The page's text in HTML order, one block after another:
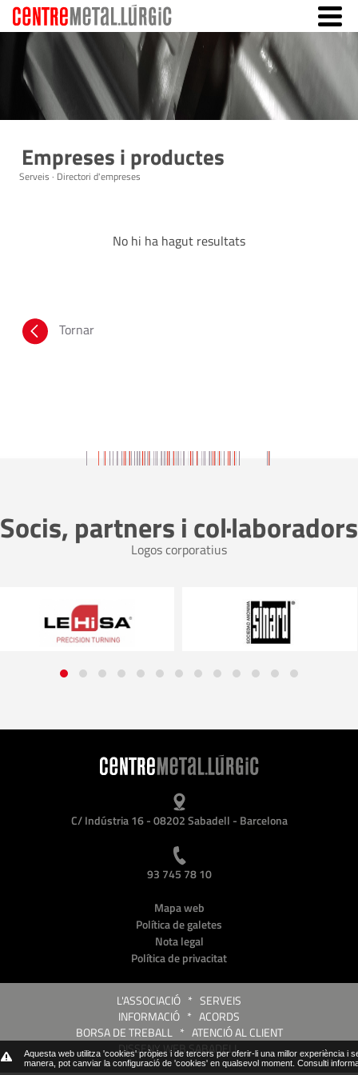
Aquesta web utilitza 'cookies' pròpies i de tercers per oferir-li una millor experiència
manera, pot canviar la configuració de 'cookies' en qualsevol moment. Consulti
Empreses i productes
Serveis · Directori d'empreses
No hi ha hagut resultats
Tornar
Socis, partners i col·laboradors
Logos corporatius
C/ Indústria 16 - 08202 Sabadell - Barcelona
93 745 78 10
Mapa web
Política de galetes
Nota legal
Política de privacitat
L'ASSOCIACIÓ * SERVEIS
INFORMACIÓ * ACORDS
BORSA DE TREBALL* ATENCIÓ AL CLIENT
DISSENY WEB SABADELL